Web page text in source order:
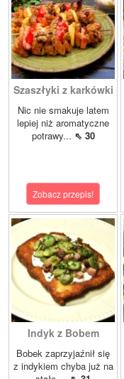
Szaszłyki z karkówki
Nic nie smakuje latem
lepiej niż aromatyczne
potrawy... ⇖ 30
Zobacz przepis!
Indyk z Bobem
Bobek zaprzyjaźnił się
z indykiem chyba już na